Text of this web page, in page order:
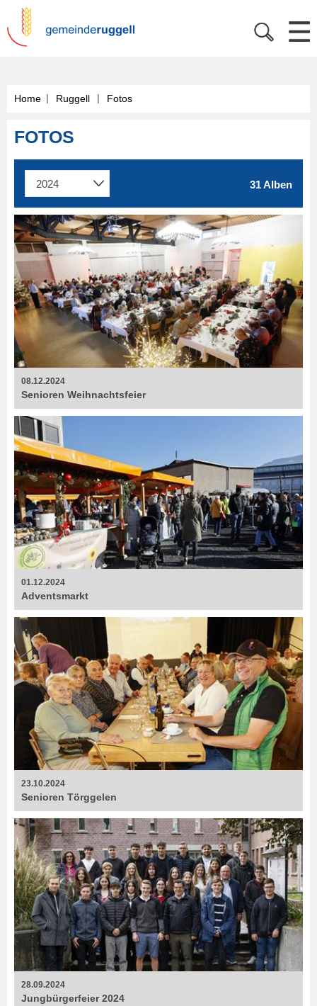
Home | Ruggell | Fotos
FOTOS
31 Alben
08.12.2024
Senioren Weihnachtsfeier
01.12.2024
Adventsmarkt
23.10.2024
Senioren Törggelen
28.09.2024
Jungbürgerfeier 2024